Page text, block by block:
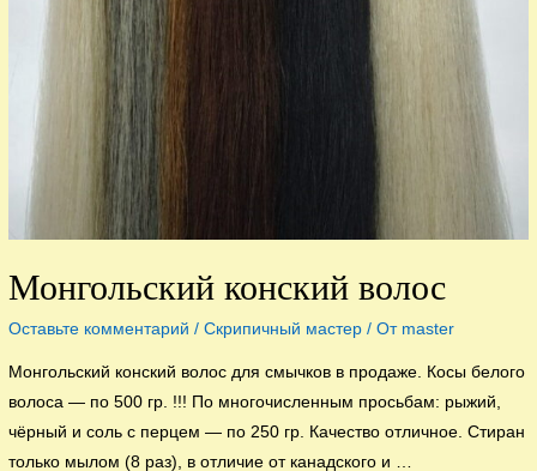
Монгольский конский волос
Оставьте комментарий /Скрипичный мастер / От master
Монгольский конский волос для смычков в продаже. Косы белого
волоса — по 500 гр. !!! По многочисленным просьбам: рыжий,
чёрный и соль с перцем — по 250 гр. Качество отличное. Стиран
только мылом (8 раз), в отличие от канадского и …